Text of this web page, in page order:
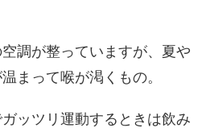
調が整っていますが、夏や
まって喉が渇くもの。
ッツリ運動するときは飲み